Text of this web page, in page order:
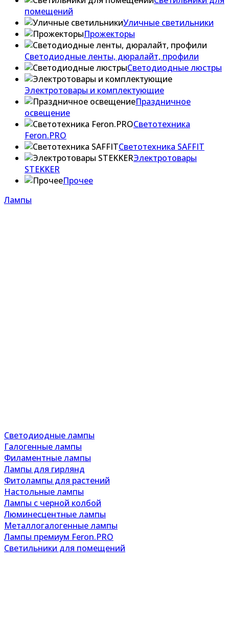
помещений
Уличные светильники
Прожекторы
Светодиодные ленты, дюралайт, профили
Светодиодные люстры
Электротовары и комплектующие
Праздничное
освещение
Светотехника
Feron.PRO
Светотехника SAFFIT
Электротовары
STEKKER
Прочее
Лампы
Светодиодные лампы
Галогенные лампы
Филаментные лампы
Лампы для гирлянд
Фитолампы для растений
Настольные лампы
Лампы с черной колбой
Люминесцентные лампы
Металлогалогенные лампы
Лампы премиум Feron.PRO
Светильники для помещений